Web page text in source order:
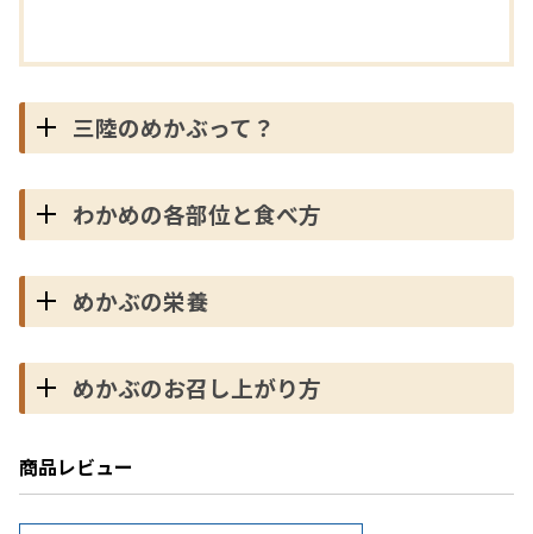
三陸のめかぶって？
わかめの各部位と食べ方
めかぶの栄養
めかぶのお召し上がり方
商品レビュー